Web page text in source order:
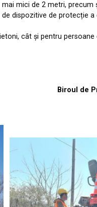
mici de 2 metri,
dispozitive de protecție
cât și pentru
Biroul de